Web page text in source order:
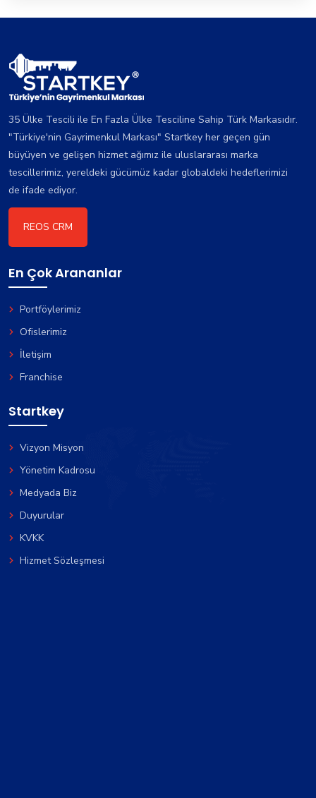
35 Ülke Tescili ile En Fazla Ülke Tesciline Sahip Türk Markasıdır.
"Türkiye'nin Gayrimenkul Markası" Startkey her geçen gün
büyüyen ve gelişen hizmet ağımız ile uluslararası marka
tescillerimiz, yereldeki gücümüz kadar globaldeki hedeflerimizi
de ifade ediyor.
REOS CRM
En Çok Arananlar
Portföylerimiz
Ofislerimiz
İletişim
Franchise
Startkey
Vizyon Misyon
Yönetim Kadrosu
Medyada Biz
Duyurular
KVKK
Hizmet Sözleşmesi